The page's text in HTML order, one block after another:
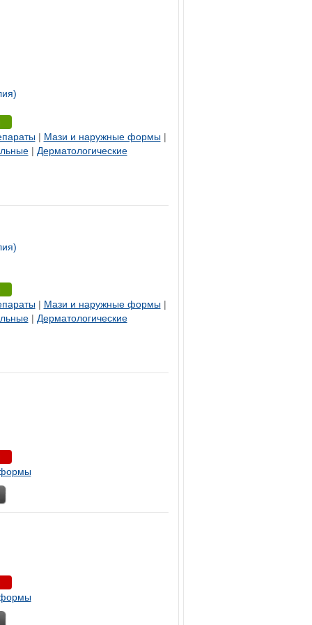
| Мази и наружные формы|
| Дерматологические
| Мази и наружные формы|
| Дерматологические